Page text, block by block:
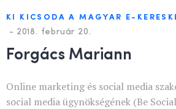
KI KICSODA A MAGYAR E-
- 2018. február 20.
Forgács Mariann
Online marketing és social media
social media ügynökségének (Be